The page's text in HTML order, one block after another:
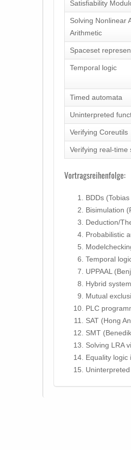
Satisfiability
Solving Nonlinear
Arithmetic
Spaceset
Temporal logic
Timed automata
Uninterpreted
Verifying Coreutils
Verifying real-time
Vortragsreihenfolge:
BDDs
Bisimulation
Deduction/
Probabilistic
Temporal
UPPAAL
Hybrid
Mutual
PLC
SAT (Hong
SMT
Solving LRA
Equality logic